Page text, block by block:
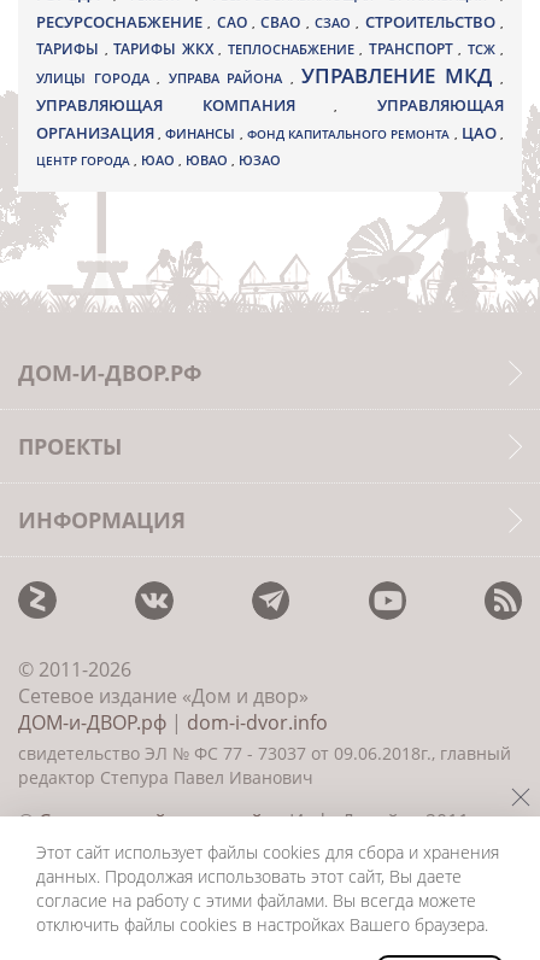
РЕСУРСОСНАБЖЕНИЕ, САО,СВАО ,СЗАО, СТРОИТЕЛЬСТВО,
ТАРИФЫ , ТАРИФЫ ЖКХ , ТЕПЛОСНАБЖЕНИЕ , ТРАНСПОРТ , ТСЖ ,
УЛИЦЫ ГОРОДА , УПРАВА РАЙОНА , УПРАВЛЕНИЕ МКД ,
УПРАВЛЯЮЩАЯ КОМПАНИЯ,УПРАВЛЯЮЩАЯ
ОРГАНИЗАЦИЯ,ФИНАНСЫ , ФОНД КАПИТАЛЬНОГО РЕМОНТА , ЦАО,
ЦЕНТР ГОРОДА , ЮАО , ЮВАО , ЮЗАО
ДОМ-И-ДВОР.РФ
ПРОЕКТЫ
ИНФОРМАЦИЯ
© 2011-2026
Сетевое издание «Дом и двор»
ДОМ-и-ДВОР.рф | dom-i-dvor.info
свидетельство ЭЛ № ФС 77 - 73037 от 09.06.2018г., главный
редактор Степура Павел Иванович
©Создание сайта и дизайн«ИнфоДизайн» 2011—
2026
Этот сайт использует файлы cookies для сбора и хранения
данных. Продолжая использовать этот сайт, Вы даете
согласие на работу с этими файлами. Вы всегда можете
отключить файлы cookies в настройках Вашего браузера.